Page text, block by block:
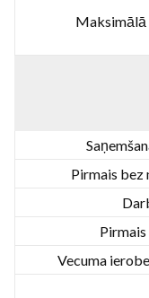
Maksimālā
Pirmais bez
Vecuma